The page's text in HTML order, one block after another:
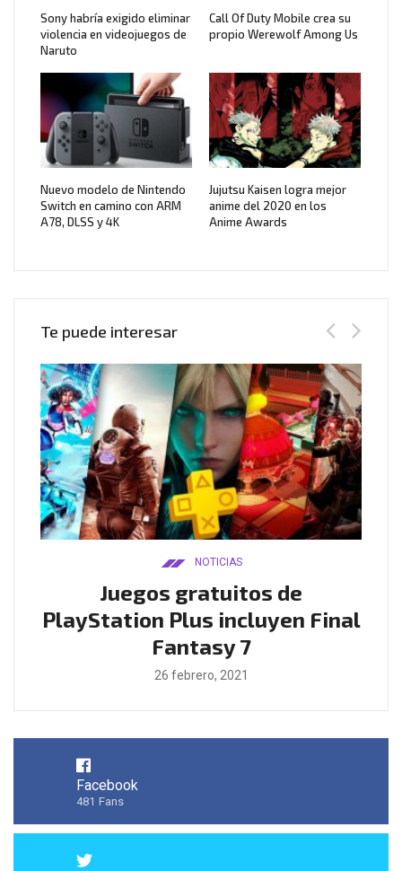
Sony habría exigido eliminar
violencia en videojuegos de
Naruto
Call Of Duty Mobile crea su
propio Werewolf Among Us
Nuevo modelo de Nintendo
Switch en camino con ARM
A78, DLSS y 4K
Jujutsu Kaisen logra mejor
anime del 2020 en los
Anime Awards
Te puede interesar
NOTICIAS
Juegos gratuitos de
PlayStation Plus incluyen Final
Fantasy 7
26 febrero, 2021
Facebook
481 Fans